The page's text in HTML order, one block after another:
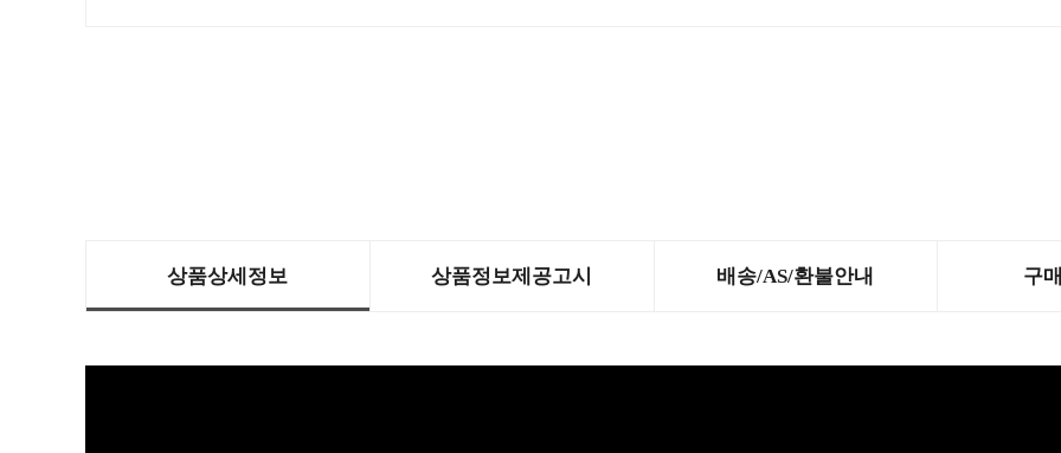
상품상세정보 상품정보제공고시 배송/AS/환불안내 구